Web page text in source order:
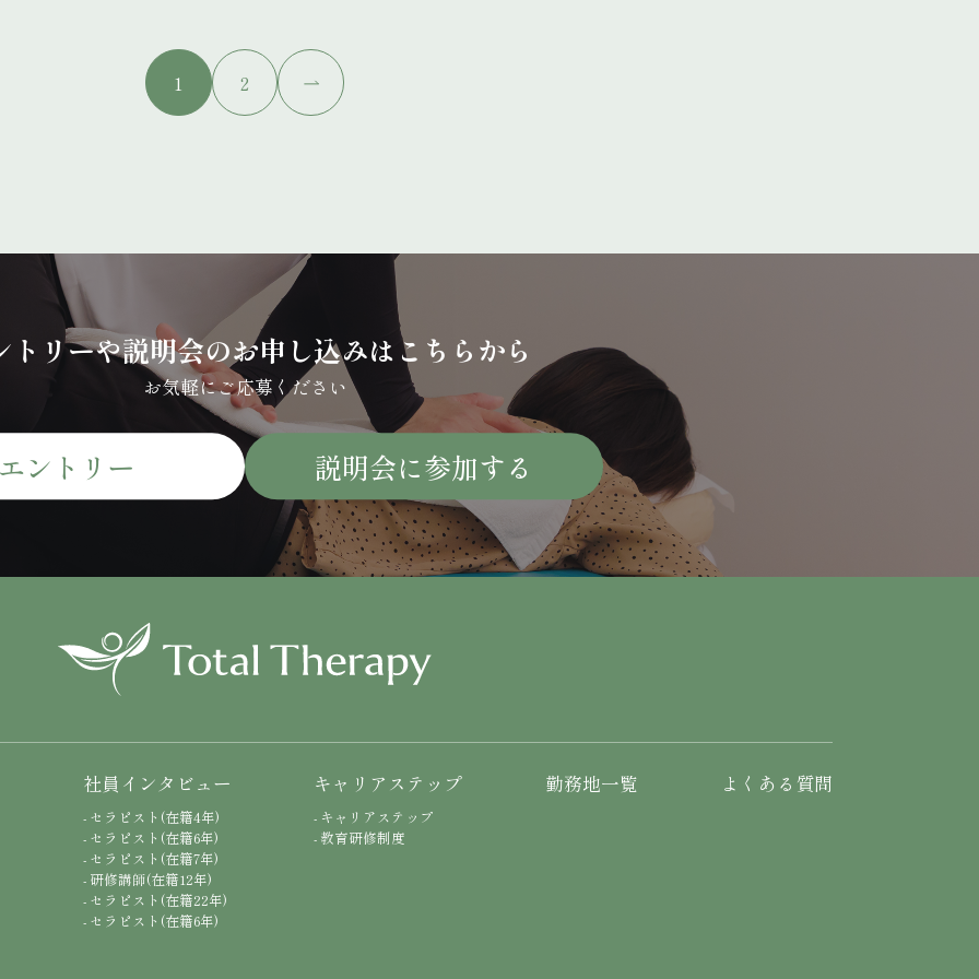
1 2
トリーや説明会のお申し込みはこちらから
お気軽にご応募ください
ントリー 説明会に参加する
社員インタビュー
- セラピスト(在籍4年)
- セラピスト(在籍6年)
- セラピスト(在籍7年)
- 研修講師(在籍12年)
- セラピスト(在籍22年)
- セラピスト(在籍6年)
キャリアステップ
- キャリアステップ
- 教育研修制度
勤務地一覧 よくある質問